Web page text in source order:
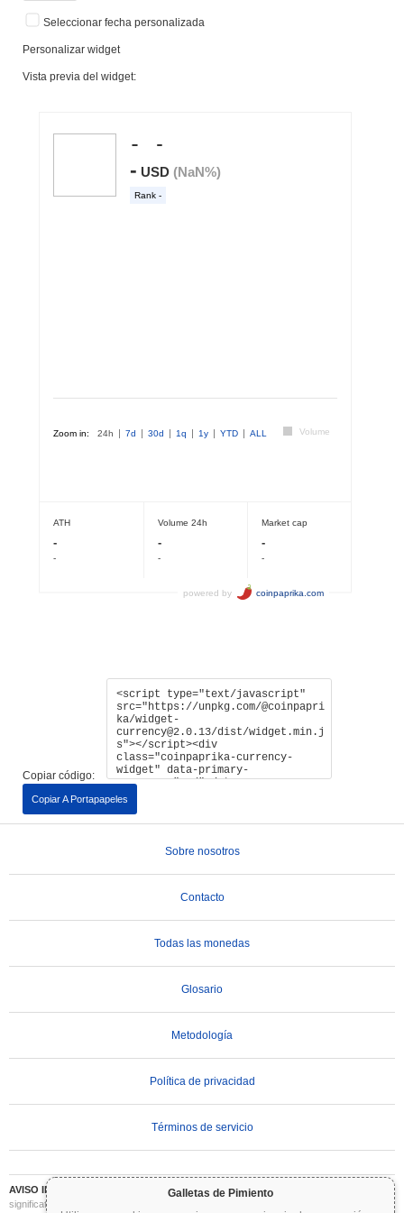
Galletas de Pimiento
Seleccionar fecha personalizada
Personalizar widget
Vista previa del widget:
Copiar código:
Copiar A Portapapeles
Sobre nosotros
Contacto
Todas las monedas
Glosario
Metodología
Política de privacidad
Términos de servicio
AVISO IMPORTANTE:
Las criptomonedas son altamente volátiles e implican un riesgo
significativo. Puede perder parte o la totalidad de su inversión. Toda la información en